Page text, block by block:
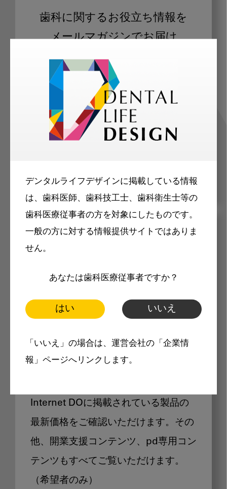
デンタルライフデザインに掲載している情報
は、歯科医師、歯科技工士、歯科衛生士等の
歯科医療従事者の方を対象にしたものです。
一般の方に対する情報提供サイトではありま
せん。
あなたは歯科医療従事者ですか？
はい いいえ
「いいえ」の場合は、運営会社の「企業情
報」ページへリンクします。
歯科に関するお役立ち情報を
メールマガジンでお届け
ご登録いただいた職種（歯科医師、歯
科衛生士、歯科技工士）に合わせた内
容のメールマガジンをお届けします。
メリット
製品価格も閲覧可能
Internet DOに掲載されている製品の
最新価格をご確認いただけます。その
他、開業支援コンテンツ、pd専用コン
テンツもすべてご覧いただけます。
（希望者のみ）